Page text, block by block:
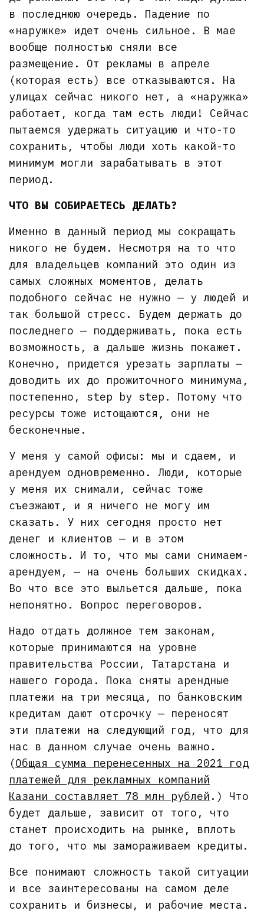
в последнюю очередь. Падение по
«наружке» идет очень сильное. В мае
вообще полностью сняли все
размещение. От рекламы в апреле
(которая есть) все отказываются. На
улицах сейчас никого нет, а «наружка»
работает, когда там есть люди! Сейчас
пытаемся удержать ситуацию и что-то
сохранить, чтобы люди хоть какой-то
минимум могли зарабатывать в этот
период.
ЧТО ВЫ СОБИРАЕТЕСЬ ДЕЛАТЬ?
Именно в данный период мы сокращать
никого не будем. Несмотря на то что
для владельцев компаний это один из
самых сложных моментов, делать
подобного сейчас не нужно — у людей и
так большой стресс. Будем держать до
последнего — поддерживать, пока есть
возможность, а дальше жизнь покажет.
Конечно, придется урезать зарплаты —
доводить их до прожиточного минимума,
постепенно, step by step. Потому что
ресурсы тоже истощаются, они не
бесконечные.
У меня у самой офисы: мы и сдаем, и
арендуем одновременно. Люди, которые
у меня их снимали, сейчас тоже
съезжают, и я ничего не могу им
сказать. У них сегодня просто нет
денег и клиентов — и в этом
сложность. И то, что мы сами снимаем-
арендуем, — на очень больших скидках.
Во что все это выльется дальше, пока
непонятно. Вопрос переговоров.
Надо отдать должное тем законам,
которые принимаются на уровне
правительства России, Татарстана и
нашего города. Пока сняты арендные
платежи на три месяца, по банковским
кредитам дают отсрочку — переносят
эти платежи на следующий год, что для
нас в данном случае очень важно.
(Общая сумма перенесенных на 2021 год
платежей для рекламных компаний
Казани составляет 78 млн рублей .) Что
будет дальше, зависит от того, что
станет происходить на рынке, вплоть
до того, что мы замораживаем кредиты.
Все понимают сложность такой ситуации
и все заинтересованы на самом деле
сохранить и бизнесы, и рабочие места.